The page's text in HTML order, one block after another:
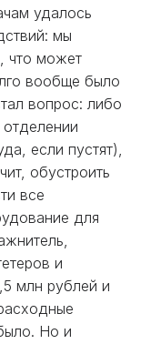
удалось
мы
что может
вообще было
вопрос: либо
отделении
если пустят),
обустроить
все
для
и
млн рублей и
Но и